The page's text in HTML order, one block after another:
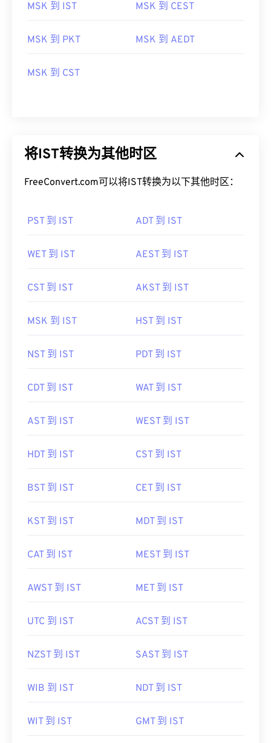
MSK 到 IST MSK 到 CEST
MSK 到 PKT MSK 到 AEDT
MSK 到 CST
将IST转换为其他时区
FreeConvert.com可以将IST转换为以下其他时区：
PST 到 IST ADT 到 IST
WET 到 IST AEST 到 IST
CST 到 IST AKST 到 IST
MSK 到 IST HST 到 IST
NST 到 IST PDT 到 IST
CDT 到 IST WAT 到 IST
AST 到 IST WEST 到 IST
HDT 到 IST CST 到 IST
BST 到 IST CET 到 IST
KST 到 IST MDT 到 IST
CAT 到 IST MEST 到 IST
AWST 到 IST MET 到 IST
UTC 到 IST ACST 到 IST
NZST 到 IST SAST 到 IST
WIB 到 IST NDT 到 IST
WIT 到 IST GMT 到 IST